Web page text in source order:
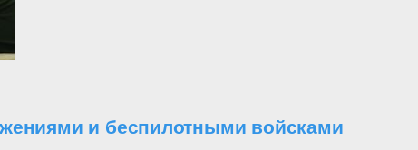
и беспилотными войсками